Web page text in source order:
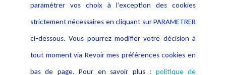
paramétrer vos choix à l’exception des cookies
strictement nécessaires en cliquant sur PARAMETRER
ci-dessous. Vous pourrez modifier votre décision à
tout moment via Revoir mes préférences cookies en
bas de page. Pour en savoir plus : politique de